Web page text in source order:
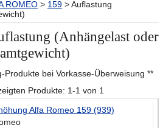
ROMEO > 159 >Auflastung
(Anhängelast oder
Produkte bei Vorkasse-Überweisung **
Produkte: 1-1 von 1
Alfa Romeo 159 (939)